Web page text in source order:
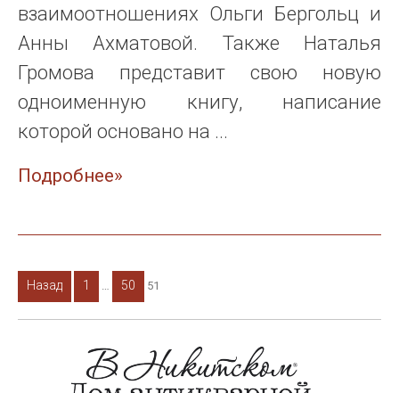
взаимоотношениях Ольги Бергольц и
Анны Ахматовой. Также Наталья
Громова представит свою новую
одноименную книгу, написание
которой основано на ...
Подробнее»
Навигация
по
записям
Назад 1 50 51